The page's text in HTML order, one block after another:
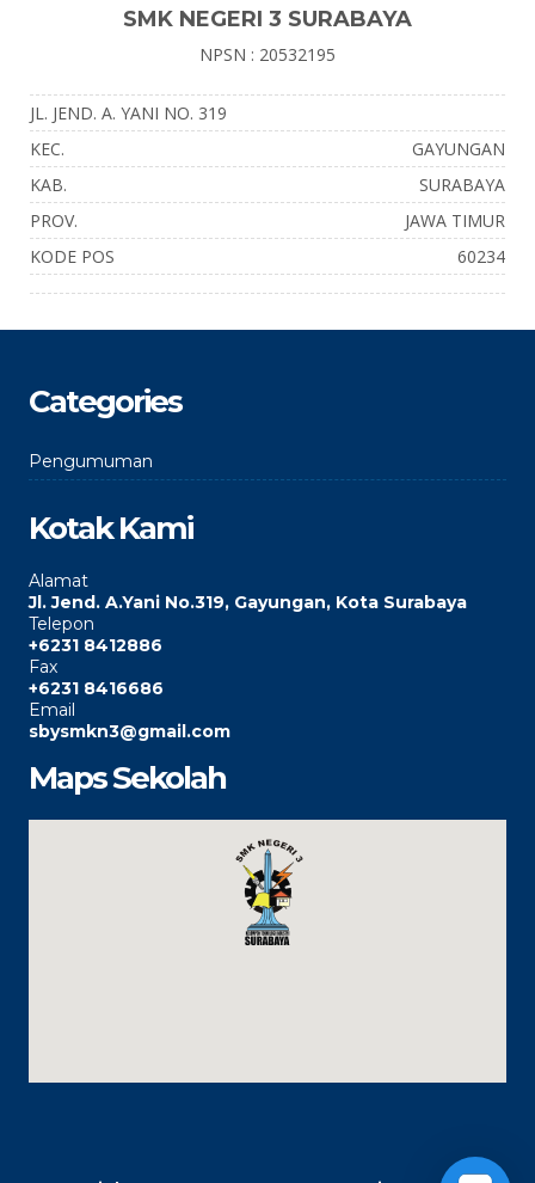
SMK NEGERI 3 SURABAYA
NPSN : 20532195
JL. JEND. A. YANI NO. 319
KEC.
GAYUNGAN
KAB.
SURABAYA
PROV.
JAWA TIMUR
KODE POS
60234
Categories
Pengumuman
Kotak Kami
Alamat
Jl. Jend. A.Yani No.319, Gayungan, Kota Surabaya
Telepon
+6231 8412886
Fax
+6231 8416686
Email
sbysmkn3@gmail.com
Maps Sekolah